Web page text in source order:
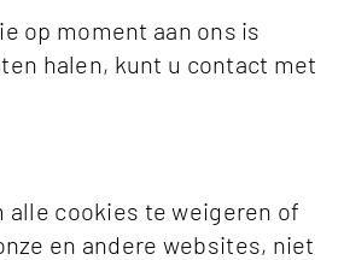
op moment aan ons is
halen, kunt u contact met
alle cookies te weigeren of
en andere websites, niet